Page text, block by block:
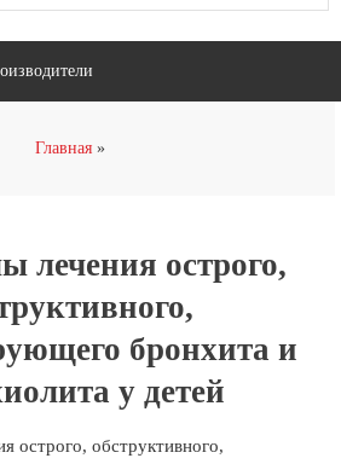
Главная
лечения острого,
бронхита и
у детей
острого, обструктивного,